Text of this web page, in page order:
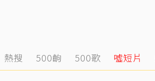
熱搜 500齣 500歌 噓短片